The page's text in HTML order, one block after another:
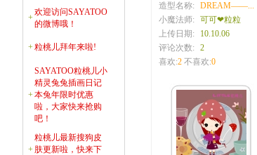
+
欢迎访问SAYATOO
的微博哦！
+粒桃儿拜年来啦!
+
SAYATOO粒桃儿小
精灵兔兔插画日记
本兔年限时优惠
啦，大家快来抢购
吧！
+
粒桃儿最新搜狗皮
肤更新啦，快来下
造型名称:
DREAM——...
小魔法师:
可可❤粒粒
上传日期:
10.10.06
评论次数:
2
喜欢:2 不喜欢:0